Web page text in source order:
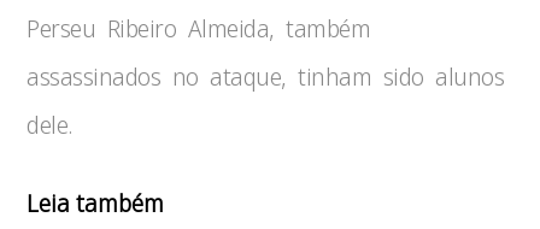
Perseu Ribeiro Almeida, também
assassinados no ataque, tinham sido alunos
dele.
Leia também